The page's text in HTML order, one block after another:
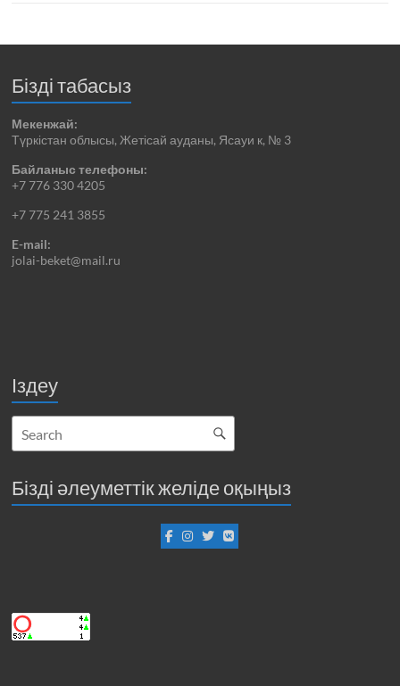
Бізді табасыз
Мекенжай:
Түркістан облысы, Жетісай ауданы, Ясауи к, № 3
Байланыс телефоны:
+7 776 330 4205
+7 775 241 3855
E-mail:
jolai-beket@mail.ru
Іздеу
Бізді әлеуметтік желіде оқыңыз